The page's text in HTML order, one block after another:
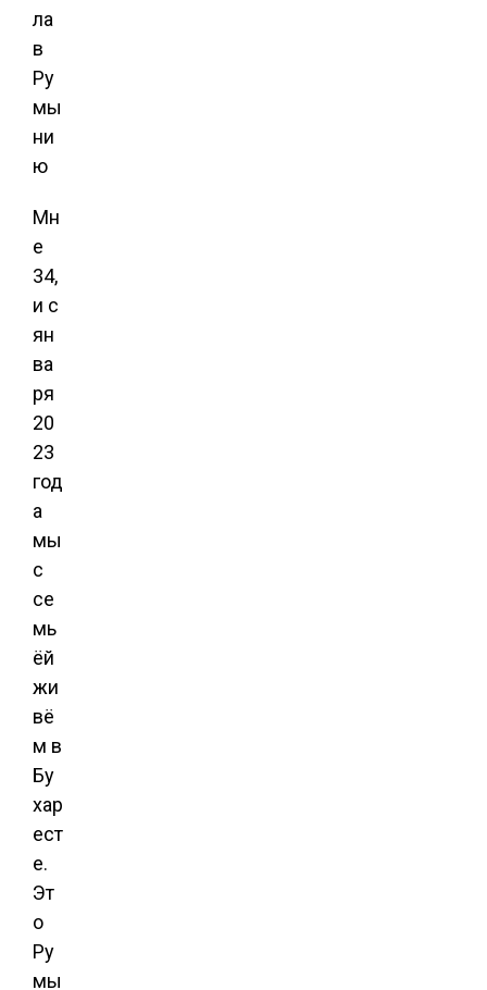
Мн
е
34,
и с
ян
ва
ря
20
23
год
а
мы
с
се
мь
ёй
жи
вё
м в
Бу
хар
ест
е.
Эт
о
Ру
мы